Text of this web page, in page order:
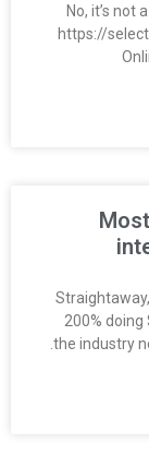
No, it’s not
https://
200%
the industry